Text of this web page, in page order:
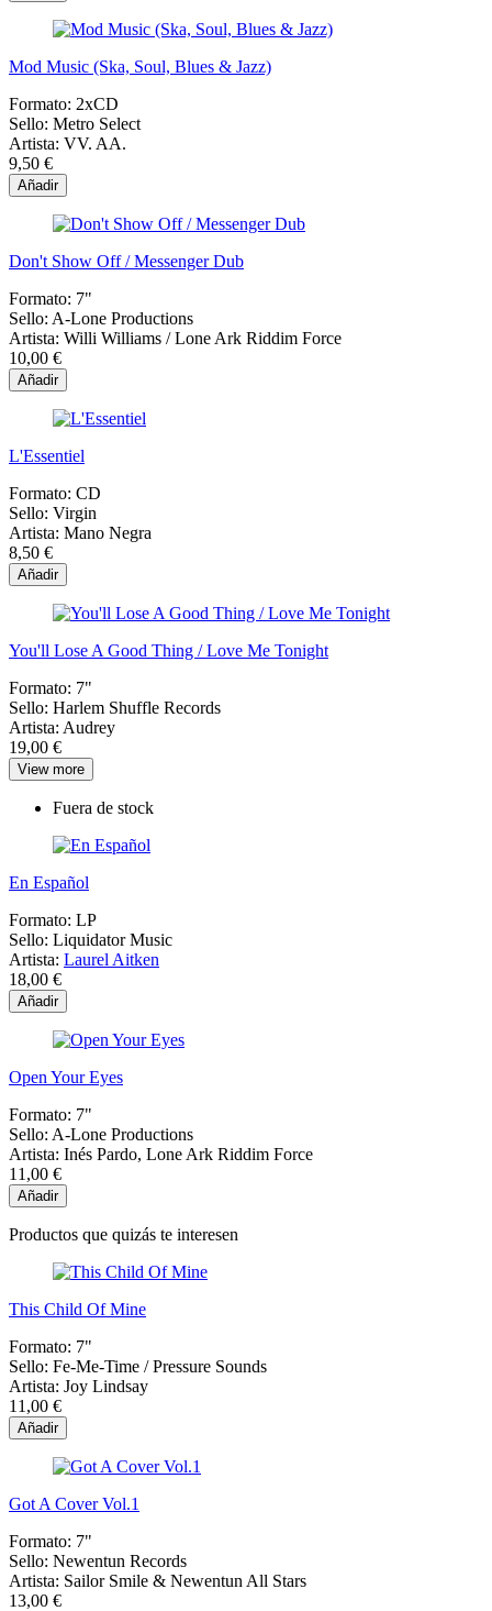
Mod Music (Ska, Soul, Blues & Jazz)
Formato: 2xCD
Sello: Metro Select
Artista: VV. AA.
9,50 €
Añadir
Don't Show Off / Messenger Dub
Formato: 7"
Sello: A-Lone Productions
Artista: Willi Williams / Lone Ark Riddim Force
10,00 €
Añadir
L'Essentiel
Formato: CD
Sello: Virgin
Artista: Mano Negra
8,50 €
Añadir
You'll Lose A Good Thing / Love Me Tonight
Formato: 7"
Sello: Harlem Shuffle Records
Artista: Audrey
19,00 €
View more
Fuera de stock
En Español
Formato: LP
Sello: Liquidator Music
Artista: Laurel Aitken
18,00 €
Añadir
Open Your Eyes
Formato: 7"
Sello: A-Lone Productions
Artista: Inés Pardo, Lone Ark Riddim Force
11,00 €
Añadir
Productos que quizás te interesen
This Child Of Mine
Formato: 7"
Sello: Fe-Me-Time / Pressure Sounds
Artista: Joy Lindsay
11,00 €
Añadir
Got A Cover Vol.1
Formato: 7"
Sello: Newentun Records
Artista: Sailor Smile & Newentun All Stars
13,00 €